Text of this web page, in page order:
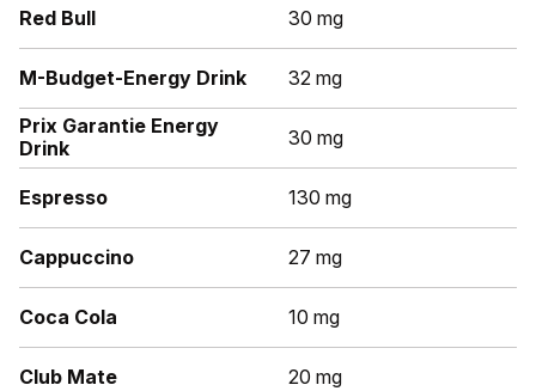
Red Bull 30 mg
M-Budget-Energy Drink
32 mg
Prix Garantie Energy
Drink
30 mg
Espresso 130 mg
Cappuccino 27 mg
Coca Cola 10 mg
Club Mate 20 mg